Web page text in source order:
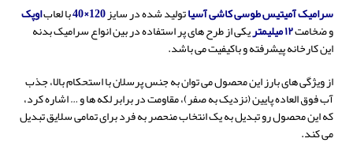
سرامیک آمیتیس طوسیکاشیآسیاتولید شده در سایز120×40 با لعاباوپک
و ضخامت۱۲ میلیمتر یکی از طرح های پر استفاده در بین انواع سرامیک بدنه
این کارخانه پیشرفته و باکیفیت می باشد.
از ویژگی های بارز این محصول می توان به جنس پرسلان با استحکام بالا، جذب
آب فوق العاده پایین (نزدیک به صفر)، مقاومت در برابر لکه ها و … اشاره کرد،
که این محصول رو تبدیل به یک انتخاب منحصر به فرد برای تمامی سلایق تبدیل
می کند.